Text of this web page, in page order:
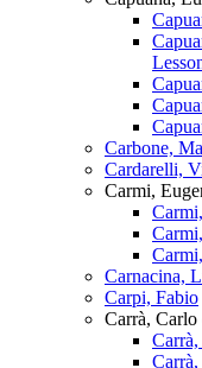
Carbone,
Cardarelli,
Carmi,
Carnacina,
Carpi, Fabio
Carrà, Carlo